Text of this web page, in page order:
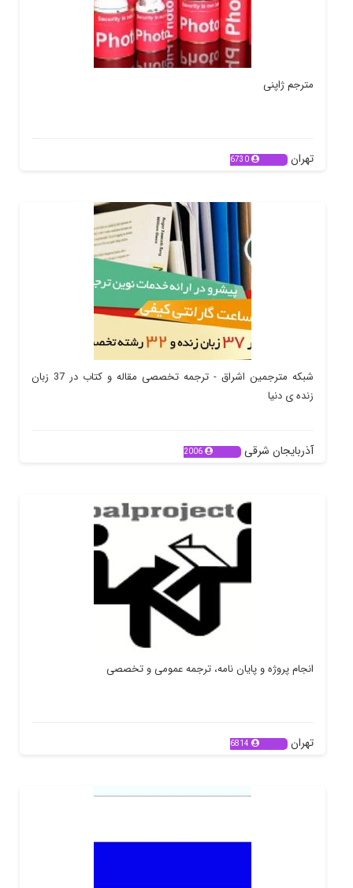
مترجم ژاپنی
تهران 6730
شبکه مترجمین اشراق - ترجمه تخصصی مقاله و کتاب در 37 زبان
زنده ی دنیا
آذربایجان شرقی 2006
انجام پروژه و پایان نامه، ترجمه عمومی و تخصصی
تهران 6814